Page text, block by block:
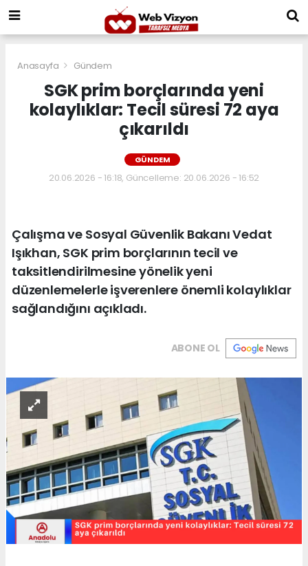
Anasayfa Gündem
SGK prim borçlarında yeni
kolaylıklar: Tecil süresi 72 aya
çıkarıldı
GÜNDEM
20.06.2026 - 16:18, Güncelleme: 20.06.2026 - 16:52
Çalışma ve Sosyal Güvenlik Bakanı Vedat
Işıkhan, SGK prim borçlarının tecil ve
taksitlendirilmesine yönelik yeni
düzenlemelerle işverenlere önemli kolaylıklar
sağlandığını açıkladı.
ABONE OL